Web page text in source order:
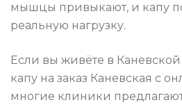
мышцы привыкают, и капу
реальную нагрузку.
Если вы живёте в Каневской
капу на заказ Каневская с
многие клиники